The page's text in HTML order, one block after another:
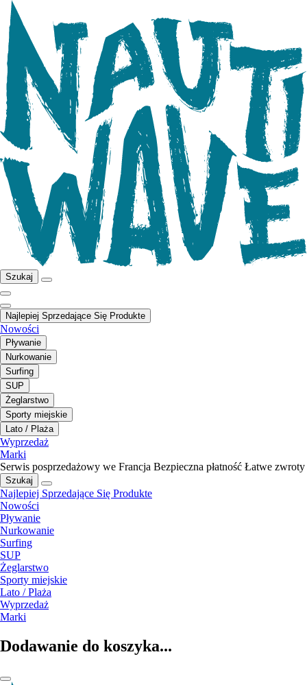
Szukaj
Najlepiej Sprzedające Się Produkte
Nowości
Pływanie
Nurkowanie
Surfing
SUP
Żeglarstwo
Sporty miejskie
Lato / Plaża
Wyprzedaż
Marki
Serwis posprzedażowy we Francja Bezpieczna płatność Łatwe zwroty
Szukaj
Najlepiej Sprzedające Się Produkte
Nowości
Pływanie
Nurkowanie
Surfing
SUP
Żeglarstwo
Sporty miejskie
Lato / Plaża
Wyprzedaż
Marki
Dodawanie do koszyka...